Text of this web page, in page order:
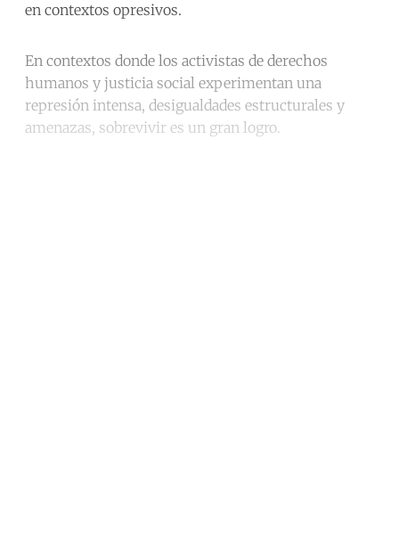
en contextos opresivos.
En contextos donde los activistas de derechos
humanos y justicia social experimentan una
represión intensa, desigualdades estructurales y
amenazas, sobrevivir es un gran logro.